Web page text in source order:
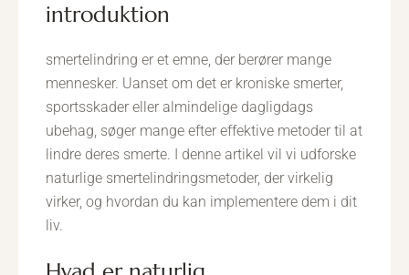
introduktion
smertelindring er et emne, der berører mange
mennesker. Uanset om det er kroniske smerter,
sportsskader eller almindelige dagligdags
ubehag, søger mange efter effektive metoder til at
lindre deres smerte. I denne artikel vil vi udforske
naturlige smertelindringsmetoder, der virkelig
virker, og hvordan du kan implementere dem i dit
liv.